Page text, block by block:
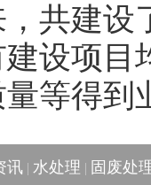
，共建设
建设项目
量等得到
讯 | 水处理 | 固废处